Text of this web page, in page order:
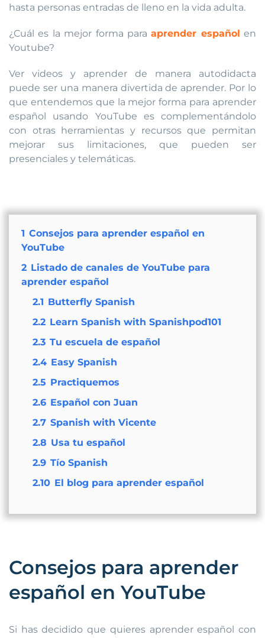
hasta personas entradas de lleno en la vida adulta.
¿Cuál es la mejor forma paraaprender español en
Youtube?
Ver videos y aprender de manera autodidacta
puede ser una manera divertida de aprender. Por lo
que entendemos que la mejor forma para aprender
español usando YouTube es complementándolo
con otras herramientas y recursos que permitan
mejorar sus limitaciones, que pueden ser
presenciales y telemáticas.
1 Consejos para aprender español en
YouTube
2 Listado de canales de YouTube para
aprender español
2.1 Butterfly Spanish
2.2 Learn Spanish with Spanishpod101
2.3 Tu escuela de español
2.4 Easy Spanish
2.5 Practiquemos
2.6 Español con Juan
2.7 Spanish with Vicente
2.8 Usa tu español
2.9 Tío Spanish
2.10 El blog para aprender español
Consejos para aprender
español en YouTube
Si has decidido que quieres aprender español con